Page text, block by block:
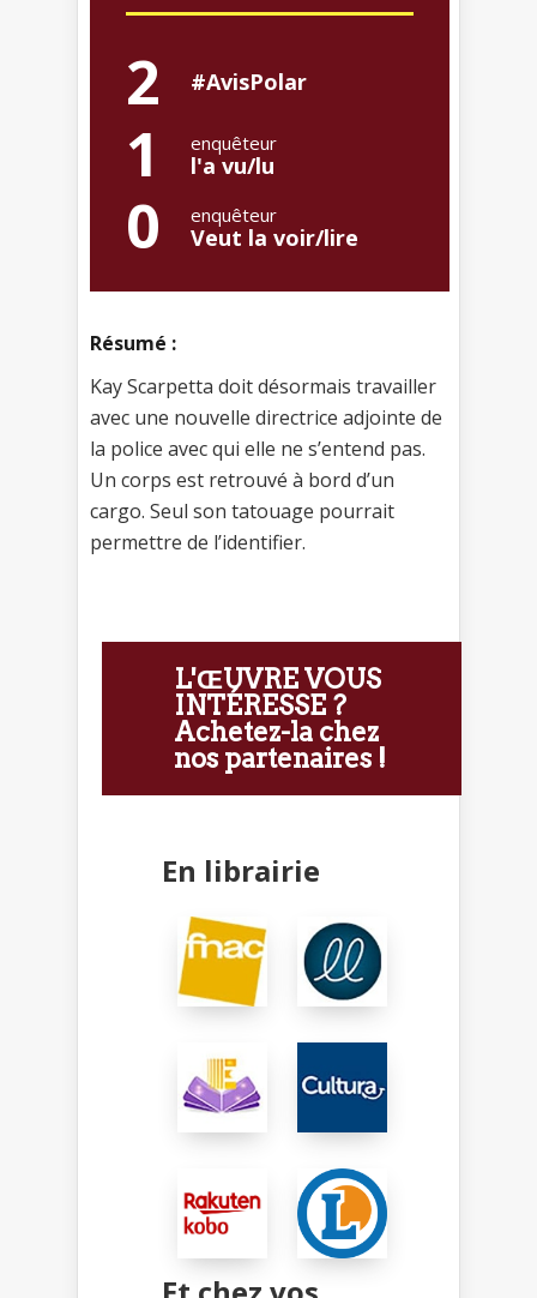
2 #AvisPolar
1 enquêteur
l'a vu/lu
0 enquêteur
Veut la voir/lire
Résumé :
Kay Scarpetta doit désormais travailler
avec une nouvelle directrice adjointe de
la police avec qui elle ne s’entend pas.
Un corps est retrouvé à bord d’un
cargo. Seul son tatouage pourrait
permettre de l’identifier.
L'ŒUVRE VOUS
INTÉRESSE ?
Achetez-la chez
nos partenaires !
En librairie